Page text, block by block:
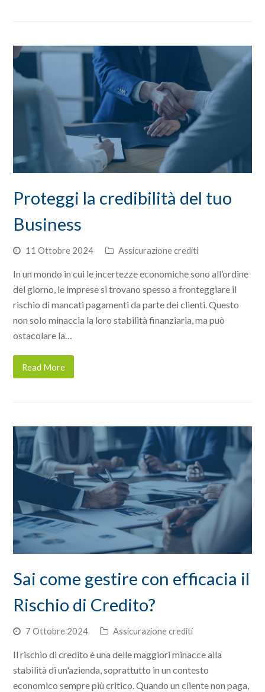
Proteggi la credibilità del tuo
Business
11 Ottobre 2024 Assicurazione crediti
In un mondo in cui le incertezze economiche sono all’ordine
del giorno, le imprese si trovano spesso a fronteggiare il
rischio di mancati pagamenti da parte dei clienti. Questo
non solo minaccia la loro stabilità finanziaria, ma può
ostacolare la…
Read More
Sai come gestire con efficacia il
Rischio di Credito?
7 Ottobre 2024 Assicurazione crediti
Il rischio di credito è una delle maggiori minacce alla
stabilità di un'azienda, soprattutto in un contesto
economico sempre più critico. Quando un cliente non paga,